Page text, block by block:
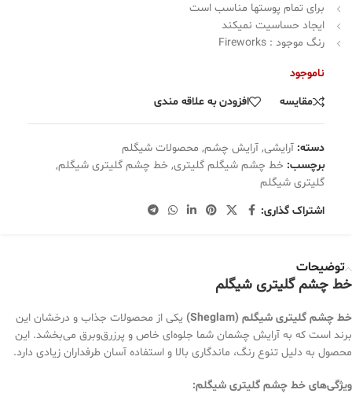
برای تمام پوستها مناسب است
ایجاد حساسیت نمیکند
رنگ موجود : Fireworks
ناموجود
مقایسه
افزودن به علاقه مندی
دسته: آرایشی, آرایش چشم, محصولات شیگلم
برچسب: خط چشم شیگلم گلیتری, خط چشم گلیتری شیگلم,
گلیتری شیگلم
اشتراک گذاری:
توضیحات
خط چشم گلیتری شیگلم
خط چشم گلیتری شیگلم (Sheglam)
یکی از محصولات جذاب و درخشان این
برند است که به آرایش چشمان شما جلوه‌ای خاص و پرزرق‌وبرق می‌بخشد. این
محصول به دلیل تنوع رنگ، ماندگاری بالا و استفاده آسان طرفداران زیادی دارد.
ویژگی‌های خط چشم گلیتری شیگلم: